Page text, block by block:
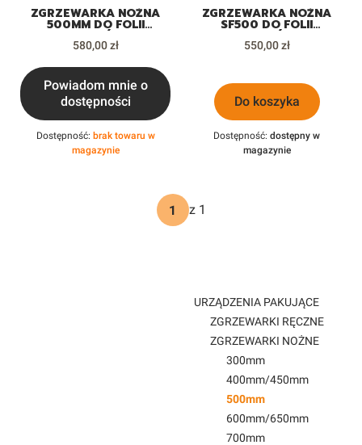
ZGRZEWARKA NOŻNA
500MM DO FOLII
WORKÓW
Cena
580,00 zł
Powiadom mnie o
dostępności
Dostępność: brak towaru w
magazynie
ZGRZEWARKA NOŻNA
SF500 DO FOLII
WORKÓW
Cena
550,00 zł
Do koszyka
Dostępność: dostępny w
magazynie
z 1
URZĄDZENIA PAKUJĄCE
ZGRZEWARKI RĘCZNE
ZGRZEWARKI NOŻNE
300mm
400mm/450mm
500mm
600mm/650mm
700mm